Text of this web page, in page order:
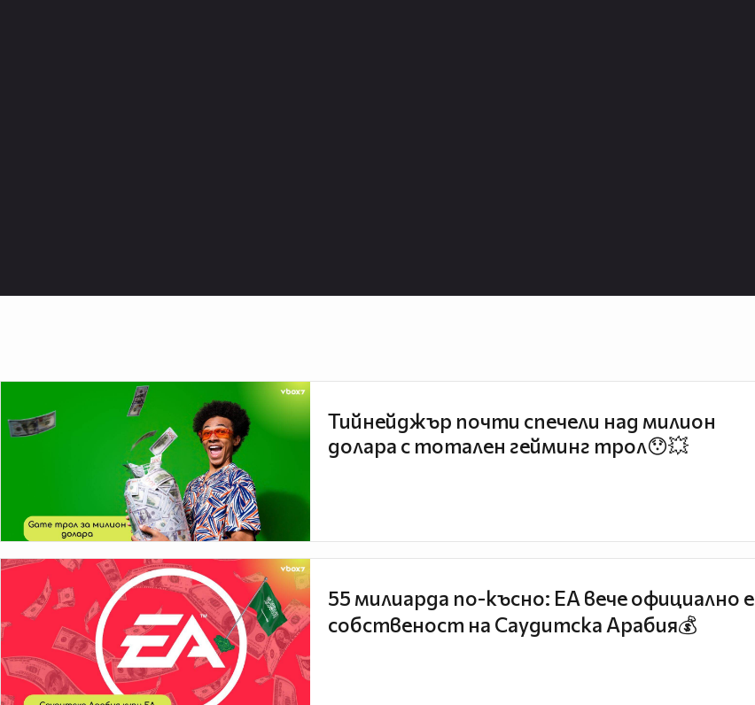
Тийнейджър почти спечели над милион
долара с тотален гейминг трол😯💥
55 милиарда по-късно: EA вече официално е
собственост на Саудитска Арабия💰